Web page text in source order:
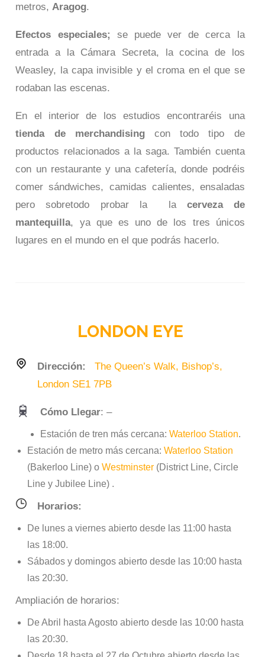
metros,Aragog.
Efectos especiales; se puede ver de cerca la
entrada a la Cámara Secreta, la cocina de los
Weasley, la capa invisible y el croma en el que se
rodaban las escenas.
En el interior de los estudios encontraréis una
tienda de merchandisingcon todo tipo de
productos relacionados a la saga. También cuenta
con un restaurante y una cafetería, donde podréis
comer sándwiches, camidas calientes, ensaladas
pero sobretodo probar la la cerveza de
mantequilla, ya que es uno de los tres únicos
lugares en el mundo en el que podrás hacerlo.
LONDON EYE
Dirección:
The Queen’s Walk, Bishop’s,
London SE1 7PB
Cómo Llegar: –
Estación de tren más cercana:Waterloo Station.
Estación de metro más cercana:Waterloo Station
(Bakerloo Line) oWestminster (District Line, Circle
Line y Jubilee Line) .
Horarios:
De lunes a viernes abierto desde las 11:00 hasta
las 18:00.
Sábados y domingos abierto desde las 10:00 hasta
las 20:30.
Ampliación de horarios:
De Abril hasta Agosto abierto desde las 10:00 hasta
las 20:30.